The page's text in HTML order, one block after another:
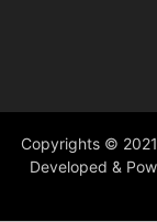
Copyrights ©
Developed &